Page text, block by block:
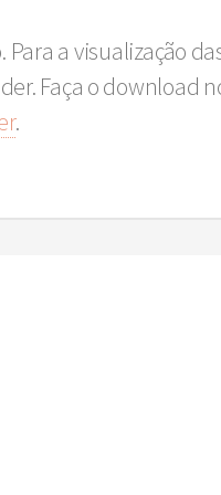
a visualização
Faça o download
.